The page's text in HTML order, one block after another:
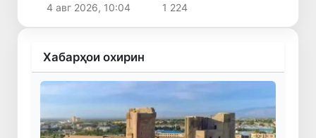
4 авг 2026, 10:04 1 224
Хабарҳои охирин